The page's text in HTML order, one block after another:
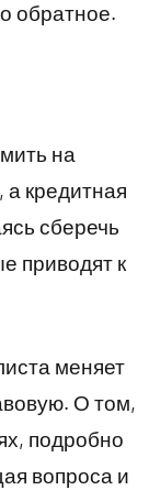
обратное.
на
а кредитная
сберечь
приводят к
меняет
О том,
подробно
вопроса и